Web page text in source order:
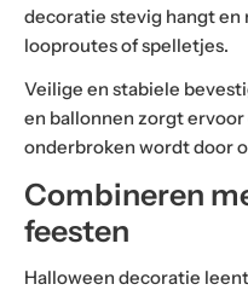
decoratie stevig hangt en
looproutes of spelletjes.
Veilige en stabiele
en ballonnen zorgt
onderbroken wordt door
Combineren
feesten
Halloween decoratie